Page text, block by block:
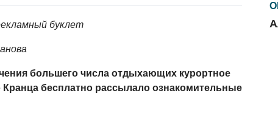
буклет
большего числа отдыхающих курортное
Кранца бесплатно рассылало ознакомительные